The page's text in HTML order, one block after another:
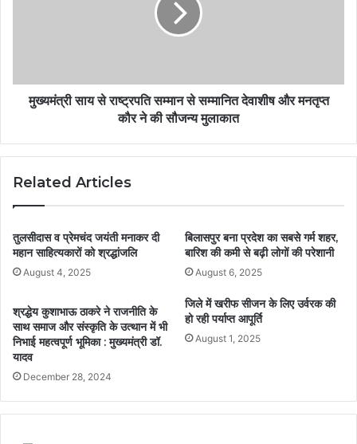
मुख्यमंत्री साय से राष्ट्रपति सम्मान से सम्मानित देवाशीष और मनतृप्त
कौर ने की सौजन्य मुलाकात
Related Articles
तुलसीदास व प्रेमचंद जयंती मनाकर दी
महान साहित्यकारों को श्रद्धांजलि
August 4, 2025
बिलासपुर बना प्रदेश का सबसे गर्म शहर,
बारिश की कमी से बढ़ी लोगों की परेशानी
August 6, 2025
श्रद्धेय कुशाभाऊ ठाकरे ने राजनीति के
साथ समाज और संस्कृति के उत्थान में भी
निभाई महत्वपूर्ण भूमिका : मुख्यमंत्री डॉ.
यादव
December 28, 2024
जिले में खरीफ सीजन के लिए उर्वरक की
हो रही पर्याप्त आपूर्ति
August 1, 2025